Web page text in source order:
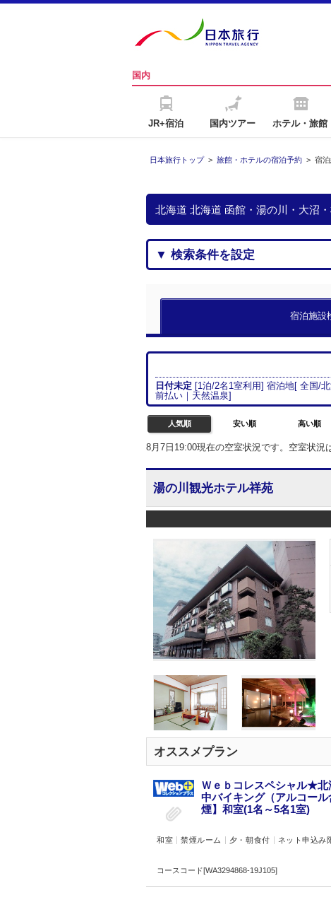
国内
JR+宿泊 国内ツアー ホテル・旅館
日本旅行トップ > 旅館・ホテルの宿泊予約 > 宿
北海道 北海道 函館・湯の川・大沼
▼ 検索条件を設定
宿泊施設
日付未定 [1泊/2名 1室利用] 宿泊地[ 全国/
前払い ｜ 天然温泉]
人気順 安い順 高い順
8月7日19:00現在の空室状況です。空室状況
湯の川観光ホテル祥苑
オススメプラン
Ｗｅｂコレスペシャル★北
中バイキング（アルコー
煙】和室(1名～5名1室)
和室 禁煙ルーム 夕・朝食付 ネット申込み
コースコード[WA3294868-19J105]